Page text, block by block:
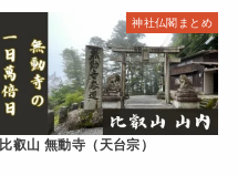
神社仏閣まとめ
比叡山 無動寺（天台宗）